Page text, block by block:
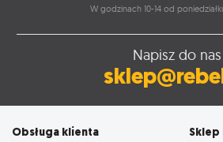
W godzinach 10-14 od
Napisz do nas
Obsługa klienta